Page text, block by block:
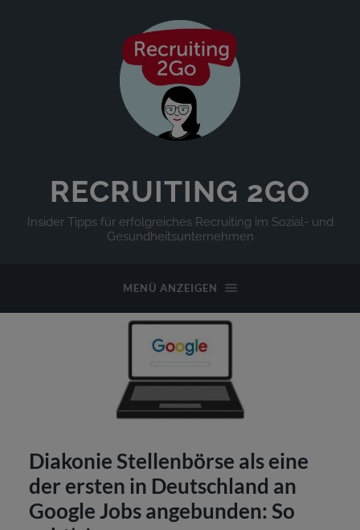
RECRUITING 2GO
Insider Tipps für erfolgreiches Recruiting im Sozial- und
Gesundheitsunternehmen
MENÜ ANZEIGEN
Diakonie Stellenbörse als eine
der ersten in Deutschland an
Google Jobs angebunden: So